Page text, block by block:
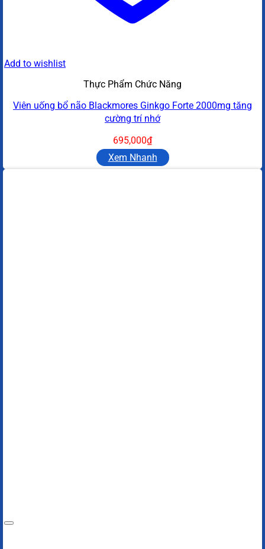
Add to wishlist
Thực Phẩm Chức Năng
Viên uống bổ não Blackmores Ginkgo Forte 2000mg tăng
cường trí nhớ
695,000₫
Xem Nhanh